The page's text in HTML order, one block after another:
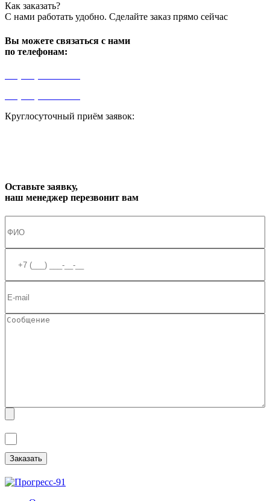
Как заказать?
С нами работать удобно. Сделайте заказ прямо сейчас
Вы можете связаться с нами
по телефонам:
Круглосуточный приём заявок:
Оставьте заявку,
наш менеджер перезвонит вам